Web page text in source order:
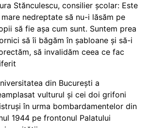
Stănculescu, consilier școlar: Este
nedreptate să nu-i lăsăm pe
să fie așa cum sunt. Suntem prea
să îi băgăm în șabloane și să-i
să invalidăm ceea ce fac
din București a
vulturul și cei doi grifoni
în urma bombardamentelor din
1944 pe frontonul Palatului